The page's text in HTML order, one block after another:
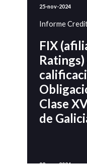
25-nov-2024
Informe
FIX
Clase
de
02-ago-2024